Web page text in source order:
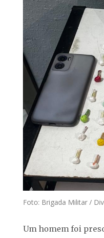
Foto: Brigada Militar /
Um homem foi